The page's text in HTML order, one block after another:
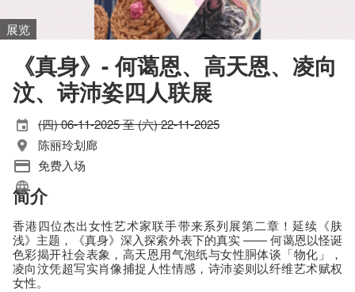
展览
《真身》- 何蔼恩、高天恩、凌向
汶、诗沛姿四人联展
(四) 06-11-2025 至 (六) 22-11-2025
陈丽玲划廊
免费入场
简介
香港四位杰出女性艺术家联手带来系列展第二章！延续《肤
浅》主题，《真身》深入探索外表下的真实 —— 何蔼恩以怪诞
色彩揭开社会表象，高天恩用气泡纸与女性胴体谈「物化」，
凌向汶凭超写实肖像捕捉人性情感，诗沛姿则以纤维艺术赋权
女性。​